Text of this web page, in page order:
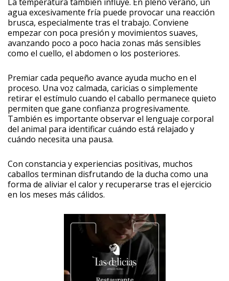
agua excesivamente fría puede provocar una reacción
brusca, especialmente tras el trabajo. Conviene
empezar con poca presión y movimientos suaves,
avanzando poco a poco hacia zonas más sensibles
como el cuello, el abdomen o los posteriores.
Premiar cada pequeño avance ayuda mucho en el
proceso. Una voz calmada, caricias o simplemente
retirar el estímulo cuando el caballo permanece quieto
permiten que gane confianza progresivamente.
También es importante observar el lenguaje corporal
del animal para identificar cuándo está relajado y
cuándo necesita una pausa.
Con constancia y experiencias positivas, muchos
caballos terminan disfrutando de la ducha como una
forma de aliviar el calor y recuperarse tras el ejercicio
en los meses más cálidos.